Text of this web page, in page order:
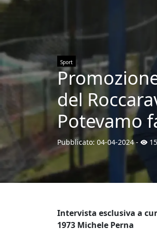
Sport
del
Potevamo
Pubblicato: 04-04-2024-
Intervista esclusiva a
1973 Michele Perna